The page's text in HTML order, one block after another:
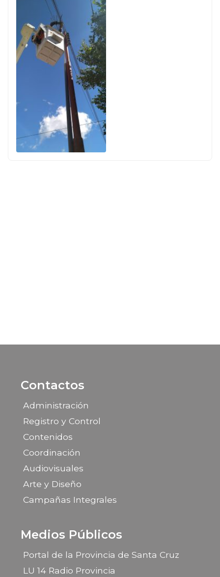
Contactos
Administración
Registro y Control
Contenidos
Coordinación
Audiovisuales
Arte y Diseño
Campañas Integrales
Medios Públicos
Portal de la Provincia de Santa Cruz
LU 14 Radio Provincia